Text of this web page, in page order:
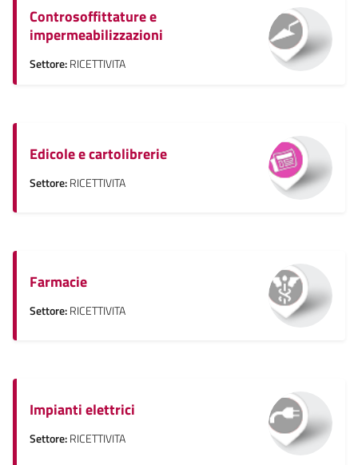
Controsoffittature e
impermeabilizzazioni
Settore:RICETTIVITA
Edicole e cartolibrerie
Settore:RICETTIVITA
Farmacie
Settore:RICETTIVITA
Impianti elettrici
Settore:RICETTIVITA